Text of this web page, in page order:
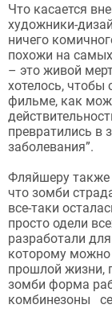
Что касается
художники-
ничего
похожи на
– это живой
хотелось,
фильме, как
превратились в
заболевания”.
Фляйшеру также
что зомби
все-таки
просто одели
разработали
которому
прошлой жизни,
зомби форма
комбинезоны